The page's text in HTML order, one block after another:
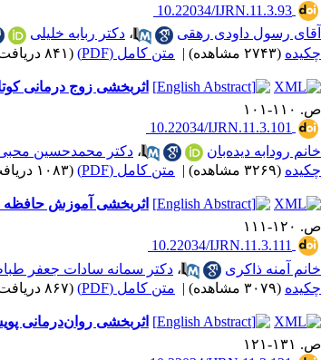
‎ 10.22034/IJRN.11.3.93
آقای رسول داودی رهقی
، دکتر ربابه خلیلی
چکیده (۲۷۴۳ مشاهده) | متن کامل (PDF) (۸۴۱ دریافت)
اثربخشی زوج درمانی
ص. ۱۱۰-۱۰۱
‎ 10.22034/IJRN.11.3.101
خانم رودابه دیده‌بان
، دکتر محمدحسین محبی
چکیده (۳۲۶۹ مشاهده) | متن کامل (PDF) (۱۰۸۳ دریافت)
اثربخشی آموزش حافظه
ص. ۱۲۰-۱۱۱
‎ 10.22034/IJRN.11.3.111
خانم آمنه ذاکری
، دکتر سمانه سادات جعفر
چکیده (۳۰۷۹ مشاهده) | متن کامل (PDF) (۸۶۷ دریافت)
اثربخشی روان‌درمانی
ص. ۱۳۱-۱۲۱